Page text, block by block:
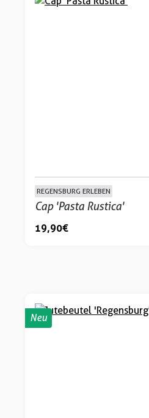
REGENSBURG ERLEBEN
Cap 'Pasta Rustica'
19,90 €
Neu